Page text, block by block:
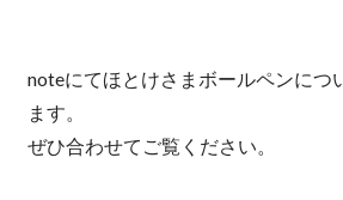
noteにてほとけさまボールペンにつ
ます。
ぜひ合わせてご覧ください。